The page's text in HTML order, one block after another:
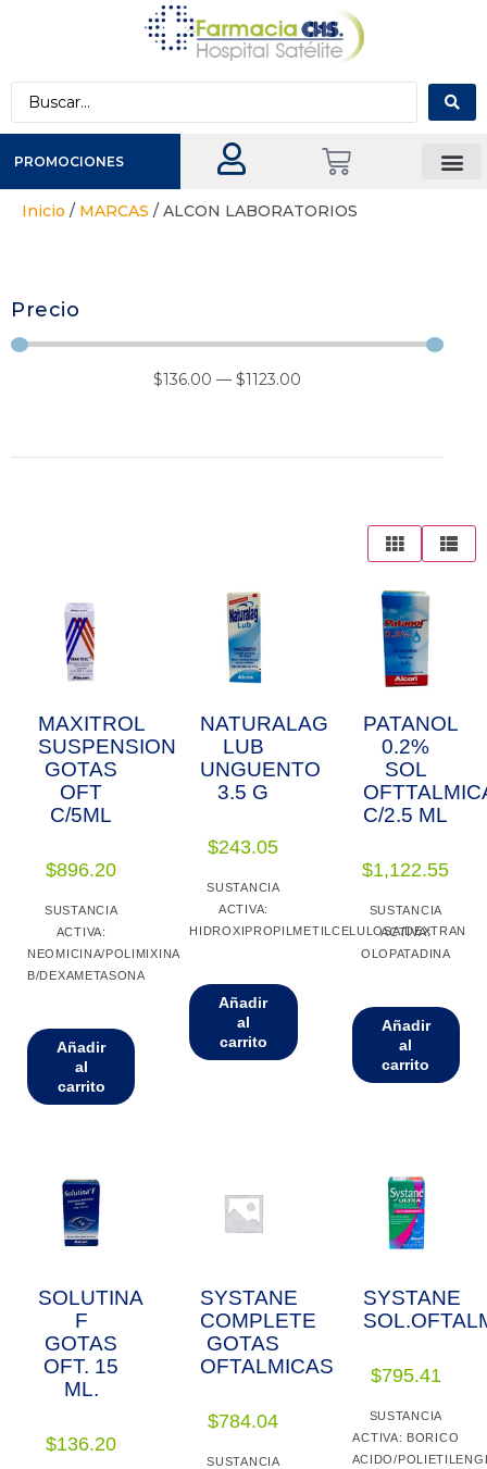
PROMOCIONES
Inicio / MARCAS / ALCON LABORATORIOS
Precio
$136.00 — $1123.00
MAXITROL
SUSPENSION
GOTAS
OFT
C/5ML
$896.20
SUSTANCIA
ACTIVA:
NEOMICINA/POLIMIXINA
B/DEXAMETASONA
Añadir
al
carrito
NATURALAG
LUB
UNGUENTO
3.5 G
$243.05
SUSTANCIA
ACTIVA:
HIDROXIPROPILMETILCELULOSA/DEXTRAN
Añadir
al
carrito
PATANOL
0.2%
SOL
C/2.5 ML
$1,122.55
SUSTANCIA
ACTIVA:
OLOPATADINA
Añadir
al
carrito
SOLUTINA
F
GOTAS
OFT. 15
ML.
$136.20
SYSTANE
COMPLETE
GOTAS
OFTALMICAS
$784.04
SUSTANCIA
SYSTANE
$795.41
SUSTANCIA
ACTIVA: BORICO
ACIDO/